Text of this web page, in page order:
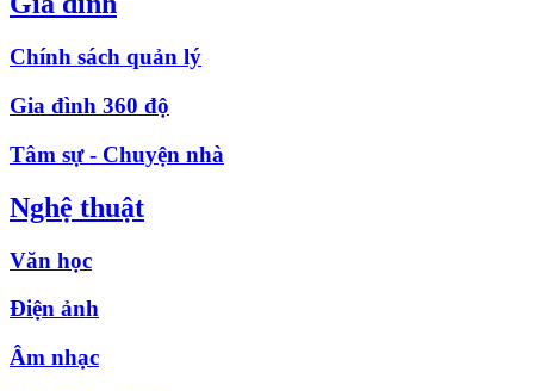
Chính sách quản lý
Gia đình 360 độ
Tâm sự - Chuyện nhà
Nghệ thuật
Văn học
Điện ảnh
Âm nhạc